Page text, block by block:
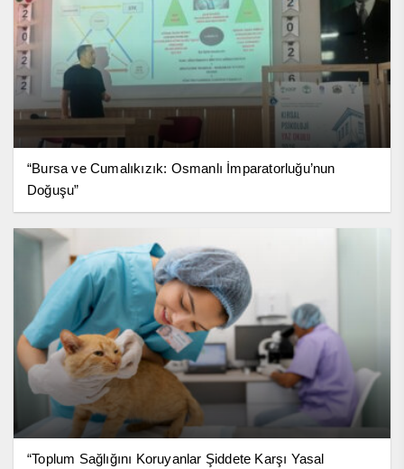
“Bursa ve Cumalıkızık: Osmanlı İmparatorluğu’nun
Doğuşu”
“Toplum Sağlığını Koruyanlar Şiddete Karşı Yasal